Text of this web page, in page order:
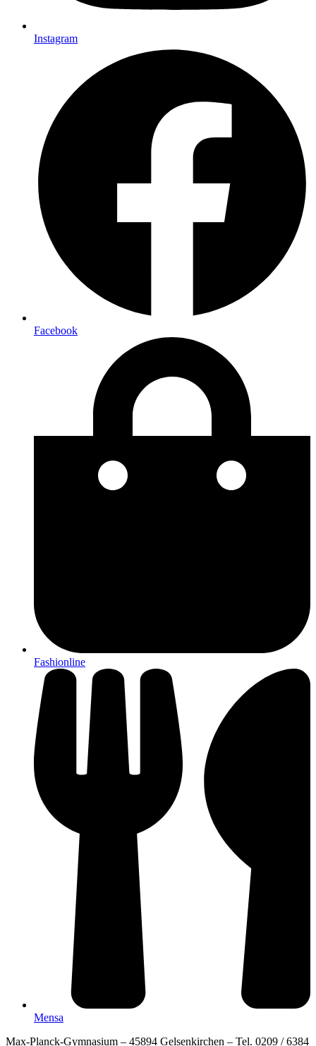
Instagram
Facebook
Fashionline
Mensa
Max-Planck-Gymnasium – 45894 Gelsenkirchen – Tel. 0209 / 6384